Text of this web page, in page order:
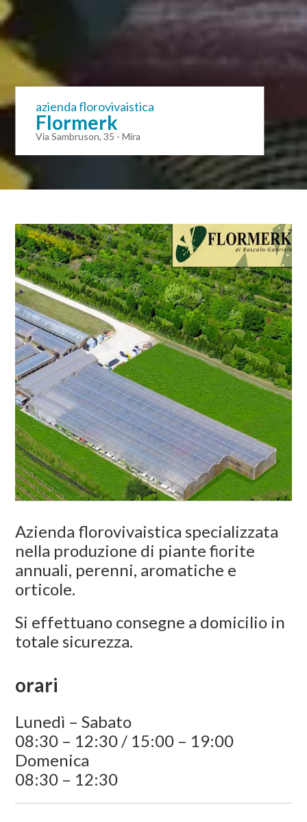
azienda florovivaistica
Flormerk
Via Sambruson, 35 - Mira
Azienda florovivaistica specializzata
nella produzione di piante fiorite
annuali, perenni, aromatiche e
orticole.
Si effettuano consegne a domicilio in
totale sicurezza.
orari
Lunedì – Sabato
08:30 – 12:30 / 15:00 – 19:00
Domenica
08:30 – 12:30